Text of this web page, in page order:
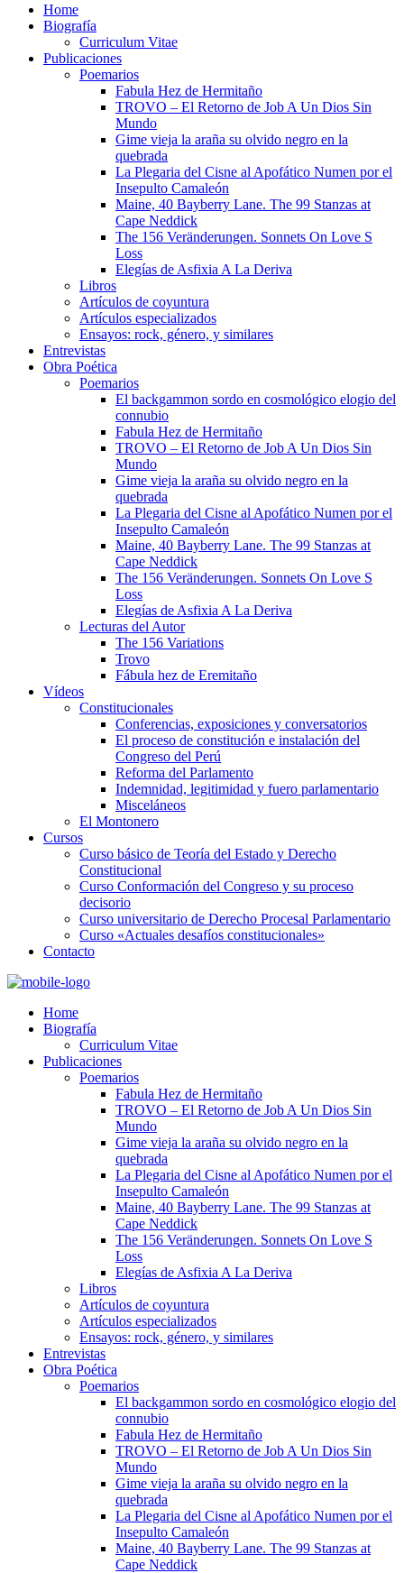
Home
Biografía
Curriculum Vitae​
Publicaciones
Poemarios
Fabula Hez de Hermitaño
TROVO – El Retorno de Job A Un Dios Sin
Mundo
Gime vieja la araña su olvido negro en la
quebrada
La Plegaria del Cisne al Apofático Numen por el
Insepulto Camaleón
Maine, 40 Bayberry Lane. The 99 Stanzas at
Cape Neddick
The 156 Veränderungen. Sonnets On Love S
Loss
Elegías de Asfixia A La Deriva
Libros
Artículos de coyuntura
Artículos especializados
Ensayos: rock, género, y similares
Entrevistas
Obra Poética
Poemarios
El backgammon sordo en cosmológico elogio del
connubio
Fabula Hez de Hermitaño
TROVO – El Retorno de Job A Un Dios Sin
Mundo
Gime vieja la araña su olvido negro en la
quebrada
La Plegaria del Cisne al Apofático Numen por el
Insepulto Camaleón
Maine, 40 Bayberry Lane. The 99 Stanzas at
Cape Neddick
The 156 Veränderungen. Sonnets On Love S
Loss
Elegías de Asfixia A La Deriva
Lecturas del Autor
The 156 Variations
Trovo
Fábula hez de Eremitaño
Vídeos
Constitucionales
Conferencias, exposiciones y conversatorios
El proceso de constitución e instalación del
Congreso del Perú
Reforma del Parlamento
Indemnidad, legitimidad y fuero parlamentario
Misceláneos
El Montonero
Cursos
Curso básico de Teoría del Estado y Derecho
Constitucional
Curso Conformación del Congreso y su proceso
decisorio
Curso universitario de Derecho Procesal Parlamentario
Curso «Actuales desafíos constitucionales»
Contacto
Home
Biografía
Curriculum Vitae​
Publicaciones
Poemarios
Fabula Hez de Hermitaño
TROVO – El Retorno de Job A Un Dios Sin
Mundo
Gime vieja la araña su olvido negro en la
quebrada
La Plegaria del Cisne al Apofático Numen por el
Insepulto Camaleón
Maine, 40 Bayberry Lane. The 99 Stanzas at
Cape Neddick
The 156 Veränderungen. Sonnets On Love S
Loss
Elegías de Asfixia A La Deriva
Libros
Artículos de coyuntura
Artículos especializados
Ensayos: rock, género, y similares
Entrevistas
Obra Poética
Poemarios
El backgammon sordo en cosmológico elogio del
connubio
Fabula Hez de Hermitaño
TROVO – El Retorno de Job A Un Dios Sin
Mundo
Gime vieja la araña su olvido negro en la
quebrada
La Plegaria del Cisne al Apofático Numen por el
Insepulto Camaleón
Maine, 40 Bayberry Lane. The 99 Stanzas at
Cape Neddick